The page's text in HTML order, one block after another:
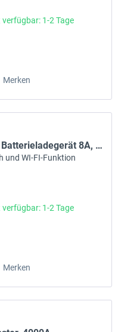
1-2 Tage
Merken
CTEK CS ONE 12V Batterieladegerät 8A, GEN 2, WI-FI
und WI-FI-Funktion
1-2 Tage
Merken